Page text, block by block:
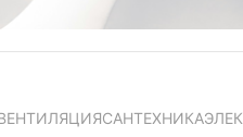
САНТЕХНИКА